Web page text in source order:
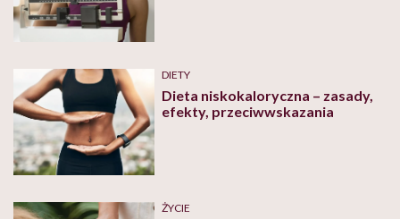
DIETY
Dieta niskokaloryczna – zasady,
efekty, przeciwwskazania
ŻYCIE